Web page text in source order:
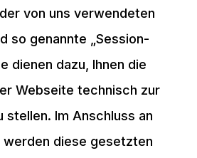
von uns verwendeten
so genannte „Session-
dienen dazu, Ihnen die
Webseite technisch zur
stellen. Im Anschluss an
werden diese gesetzten